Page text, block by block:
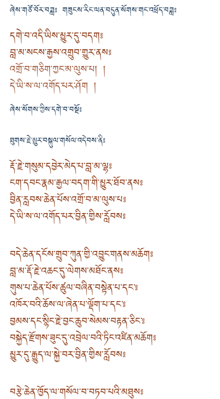
ཞེས་གཙོ་བོར་བཟླ༔ གཟུངས་རིང་ལན་བདུན་སོགས་གང་འཕྲོད་བཟླ༔
དགེ་བ་འདི་ཡིས་མྱུར་དུ་བདག༔
བླ་མ་སངས་རྒྱས་འགྲུབ་གྱུར་ནས༔
འགྲོ་བ་གཅིག་ཀྱང་མ་ལུས་པ། །
དེ་ཡི་ས་ལ་འགོད་པར་ཤོག །
ཞེས་སོགས་ཀྱིས་དགེ་བ་བསྔོ༔
ཐུགས་རྗེ་མྱུཪ་བསྐུལ་གསོལ་འདེབས་ནི༔
རྡོ་རྗེ་གསུམ་དབྱེར་མེད་པ་བླ་མ་ལྷ༔
ངག་དབང་རྣམ་རྒྱལ་བདག་གི་མྱུར་ཐོབ་ནས༔
བྱིན་རླབས་ཆེན་པོས་འགྲོ་བ་མ་ལུས་པ༔
དེ་ཡི་ས་ལ་འགོད་པར་བྱིན་གྱིས་རློབས༔
བདེ་ཆེན་དངོས་གྲུབ་ཀུན་གྱི་འབྱུང་གནས་མཆོག༔
བླ་མ་རྡོ་རྗེ་འཆང་དུ་ལེགས་མཐོང་ནས༔
གུས་པ་ཆེན་པོས་ཚུལ་བཞིན་བསྟེན་པ་དང་༔
འཁོར་བའི་ཆོས་ལ་ཞེན་པ་ལྡོག་པ་དང་༔
བྱམས་དང་སྙིང་རྗེ་བྱང་ཆུབ་སེམས་བརྟན་ཅིང་༔
བསྐྱེད་རྫོགས་ཟུང་དུ་འབྲེལ་བའི་ཏིང་འཛིན་མཆོག༔
མྱུར་དུ་རྒྱུད་ལ་སྐྱེ་བར་བྱིན་གྱིས་རློབས༔
བརྩེ་ཆེན་ཁྱོད་ལ་གསོལ་བ་བཏབ་པའི་མཐུས༔